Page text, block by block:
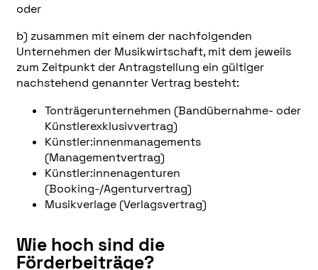
oder
b) zusammen mit einem der nachfolgenden
Unternehmen der Musikwirtschaft, mit dem jeweils
zum Zeitpunkt der Antragstellung ein gültiger
nachstehend genannter Vertrag besteht:
Tonträgerunternehmen (Bandübernahme- oder
Künstlerexklusivvertrag)
Künstler:innenmanagements
(Managementvertrag)
Künstler:innenagenturen
(Booking-/Agenturvertrag)
Musikverlage (Verlagsvertrag)
Wie hoch sind die
Förderbeiträge?